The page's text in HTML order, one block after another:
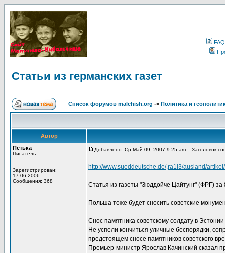
FAQ
Статьи из германских газет
Список форумов malchish.org -> Политика и
Автор
Петька
Писатель
Зарегистрирован:
17.06.2006
Сообщения: 368
Добавлено: Ср Май 09, 2007 9:25 am Заголовок
http://www.sueddeutsche.de/,ra1l3/ausland/
Статья из газеты "Зюддойче Цайтунг" (ФРГ) за
Польша тоже будет сносить советские
Снос памятника советскому солдату в
Не успели кончиться уличные беспорядки,
предстоящем сносе памятников советского
Премьер-министр Ярослав Качинский сказал